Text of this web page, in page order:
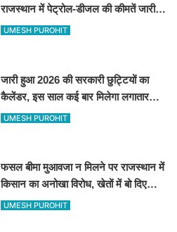
राजस्थान में पेट्रोल-डीजल की कीमतें जारी,
जानिए बीकानेर समेत पुरे प्रदेश में नए रेट
UMESH PUROHIT
जारी हुआ 2026 की सरकारी छुट्टियों का
कैलेंडर, इस साल कई बार मिलेगा लगातार
अवकाश, देखें
UMESH PUROHIT
फसल बीमा मुआवजा न मिलने पर राजस्थान में
किसान का अनोखा विरोध, खेतों में बो दिए
500-500 रुपए के नोट, वीडियो वायरल
UMESH PUROHIT